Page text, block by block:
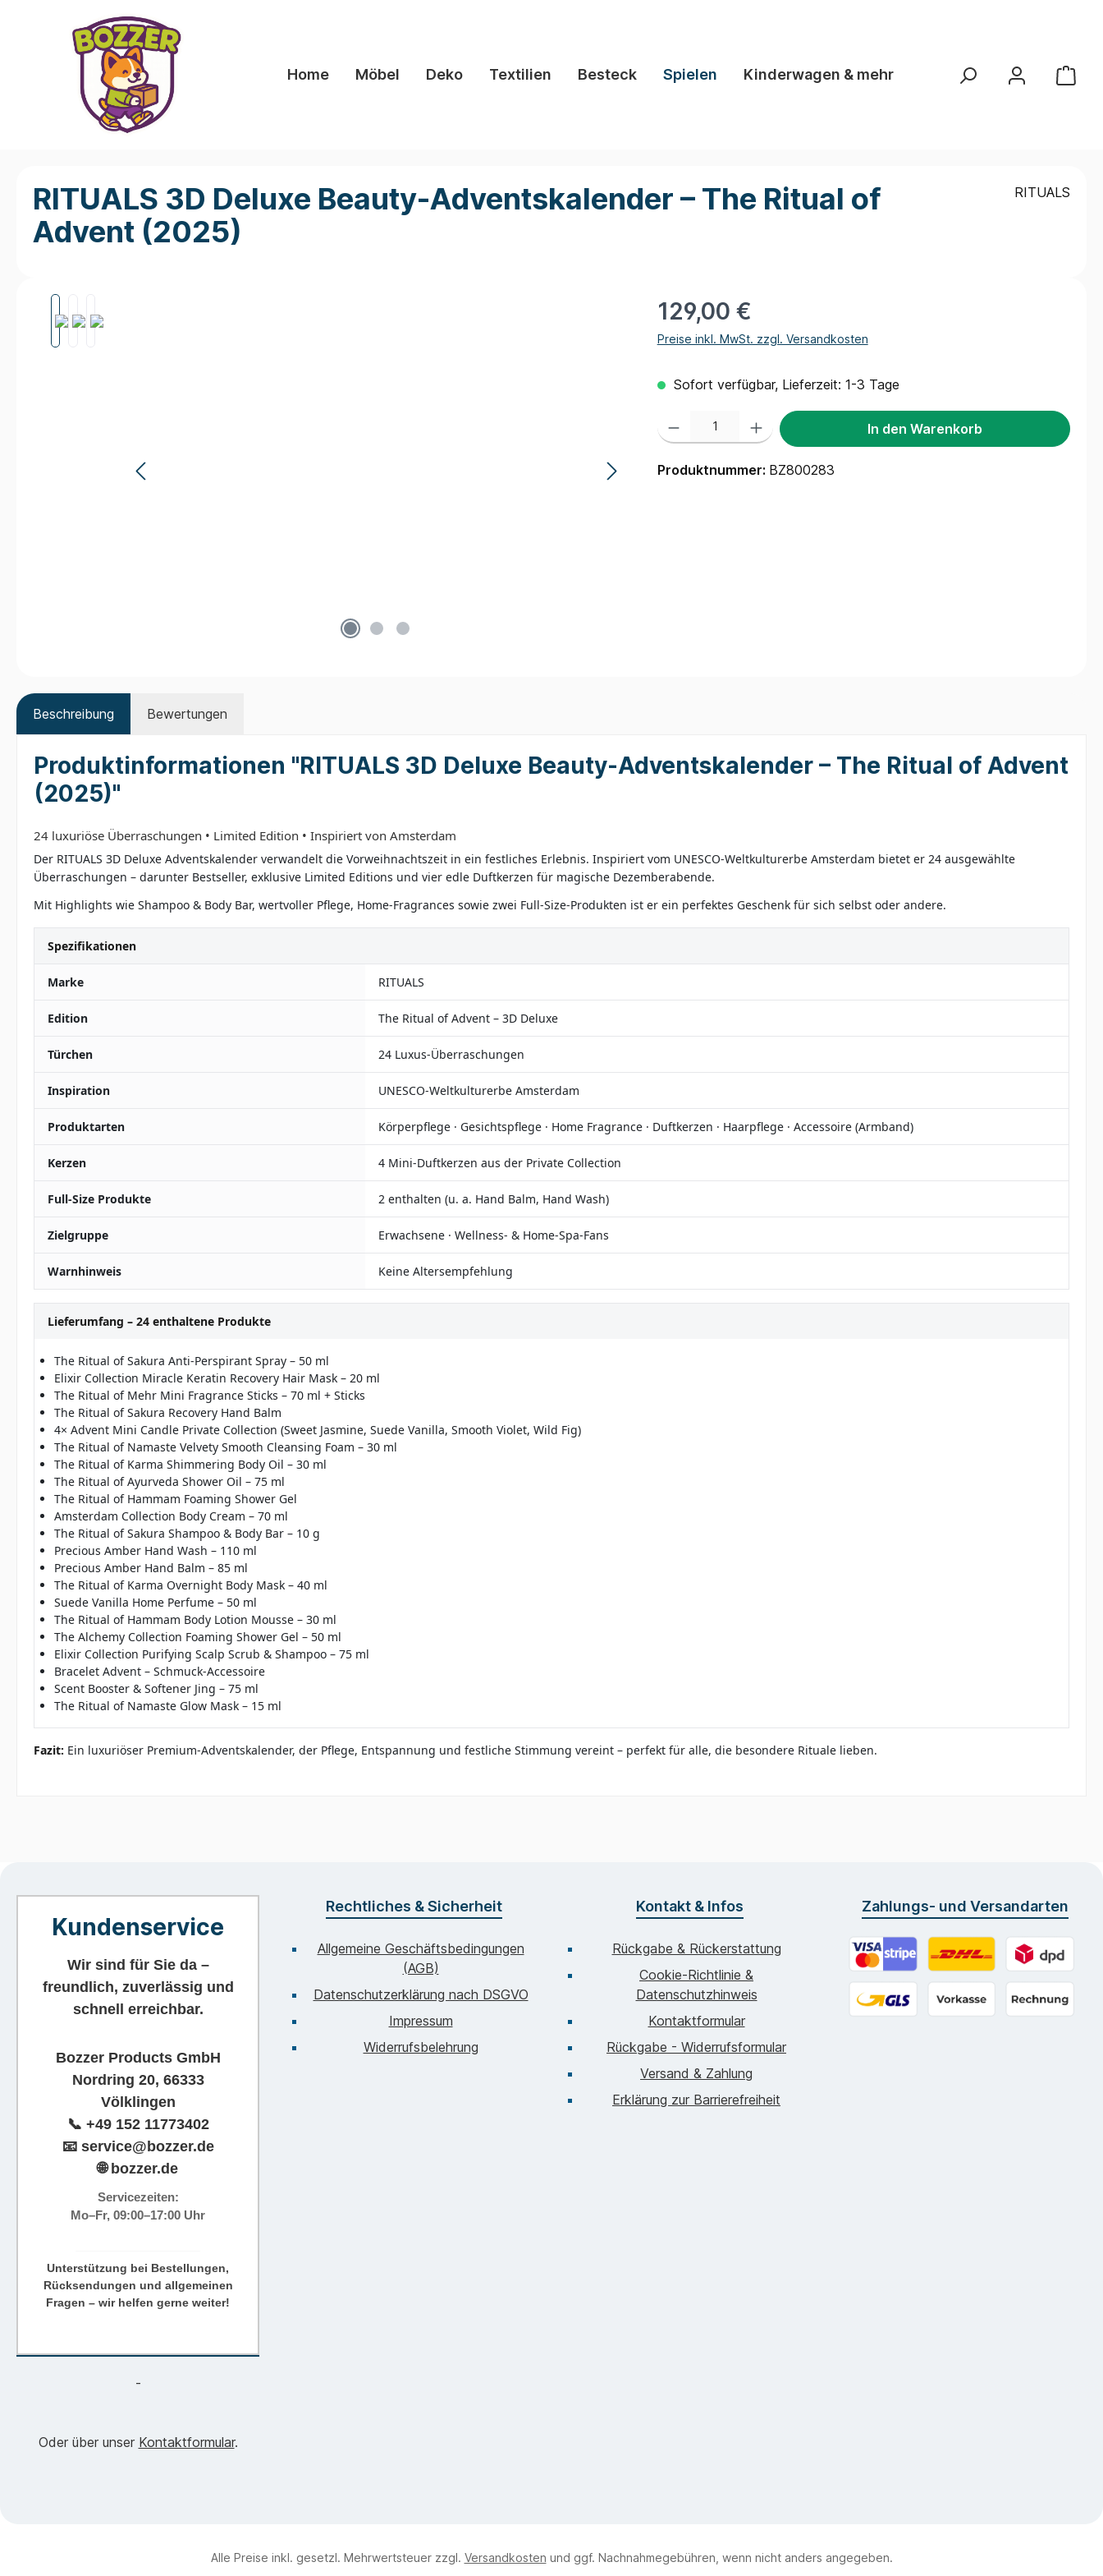
Zur Hauptnavigation springen
Home Möbel Deko Textilien Besteck Spielen Kinderwagen & mehr
RITUALS 3D Deluxe Beauty-Adventskalender – The Ritual of
Advent (2025)
RITUALS
Bildergalerie überspringen 129,00 €
Preise inkl. MwSt. zzgl. Versandkosten
Sofort verfügbar, Lieferzeit: 1-3 Tage
Produkt Anzahl: Gib den gewünschten Wert ein oder benutze die Schaltflächen um die
In den Warenkorb
Produktnummer: BZ800283
Beschreibung Bewertungen
Produktinformationen "RITUALS 3D Deluxe Beauty-Adventskalender – The Ritual of Advent
(2025)"
24 luxuriöse Überraschungen • Limited Edition • Inspiriert von Amsterdam
Der RITUALS 3D Deluxe Adventskalender verwandelt die Vorweihnachtszeit in ein festliches Erlebnis. Inspiriert vom UNESCO-Weltkulturerbe Amsterdam bietet er 24 ausgewählte
Überraschungen – darunter Bestseller, exklusive Limited Editions und vier edle Duftkerzen für magische Dezemberabende.
Mit Highlights wie Shampoo & Body Bar, wertvoller Pflege, Home-Fragrances sowie zwei Full-Size-Produkten ist er ein perfektes Geschenk für sich selbst oder andere.
Spezifikationen
Marke RITUALS
Edition The Ritual of Advent – 3D Deluxe
Türchen 24 Luxus-Überraschungen
Inspiration UNESCO-Weltkulturerbe Amsterdam
Produktarten Körperpflege · Gesichtspflege · Home Fragrance · Duftkerzen · Haarpflege · Accessoire (Armband)
Kerzen 4 Mini-Duftkerzen aus der Private Collection
Full-Size Produkte 2 enthalten (u. a. Hand Balm, Hand Wash)
Zielgruppe Erwachsene · Wellness- & Home-Spa-Fans
Warnhinweis Keine Altersempfehlung
Lieferumfang – 24 enthaltene Produkte
The Ritual of Sakura Anti-Perspirant Spray – 50 ml
Elixir Collection Miracle Keratin Recovery Hair Mask – 20 ml
The Ritual of Mehr Mini Fragrance Sticks – 70 ml + Sticks
The Ritual of Sakura Recovery Hand Balm
4× Advent Mini Candle Private Collection (Sweet Jasmine, Suede Vanilla, Smooth Violet, Wild Fig)
The Ritual of Namaste Velvety Smooth Cleansing Foam – 30 ml
The Ritual of Karma Shimmering Body Oil – 30 ml
The Ritual of Ayurveda Shower Oil – 75 ml
The Ritual of Hammam Foaming Shower Gel
Amsterdam Collection Body Cream – 70 ml
The Ritual of Sakura Shampoo & Body Bar – 10 g
Precious Amber Hand Wash – 110 ml
Precious Amber Hand Balm – 85 ml
The Ritual of Karma Overnight Body Mask – 40 ml
Suede Vanilla Home Perfume – 50 ml
The Ritual of Hammam Body Lotion Mousse – 30 ml
The Alchemy Collection Foaming Shower Gel – 50 ml
Elixir Collection Purifying Scalp Scrub & Shampoo – 75 ml
Bracelet Advent – Schmuck-Accessoire
Scent Booster & Softener Jing – 75 ml
The Ritual of Namaste Glow Mask – 15 ml
Fazit: Ein luxuriöser Premium-Adventskalender, der Pflege, Entspannung und festliche Stimmung vereint – perfekt für alle, die besondere Rituale lieben.
Kundenservice
Wir sind für Sie da –
freundlich, zuverlässig und
schnell erreichbar.
Bozzer Products GmbH
Nordring 20, 66333
Völklingen
📞 +49 152 11773402
📧 service@bozzer.de
🌐 bozzer.de
Servicezeiten:
Mo–Fr, 09:00–17:00 Uhr
Unterstützung bei Bestellungen,
Rücksendungen und allgemeinen
Fragen – wir helfen gerne weiter!
-
Oder über unser Kontaktformular.
Rechtliches & Sicherheit
Allgemeine Geschäftsbedingungen
(AGB)
Datenschutzerklärung nach DSGVO
Impressum
Widerrufsbelehrung
Kontakt & Infos
Rückgabe & Rückerstattung
Cookie-Richtlinie &
Datenschutzhinweis
Kontaktformular
Rückgabe - Widerrufsformular
Versand & Zahlung
Erklärung zur Barrierefreiheit
Zahlungs- und Versandarten
Online zahlenDHL - 5.99€DPD -
Alle Preise inkl. gesetzl. Mehrwertsteuer zzgl. Versandkosten und ggf. Nachnahmegebühren, wenn nicht anders angegeben.